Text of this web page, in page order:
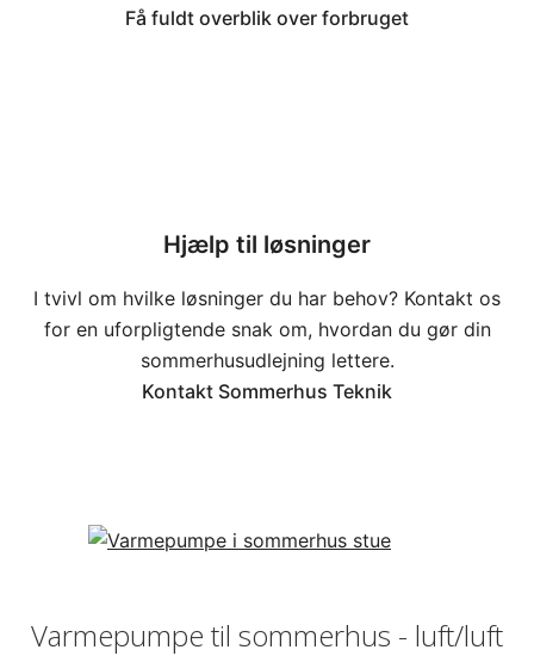
Få fuldt overblik over forbruget
Hjælp til løsninger
I tvivl om hvilke løsninger du har behov? Kontakt os
for en uforpligtende snak om, hvordan du gør din
sommerhusudlejning lettere.
Kontakt Sommerhus Teknik
Varmepumpe til sommerhus - luft/luft